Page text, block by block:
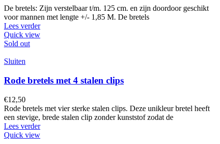
De bretels: Zijn verstelbaar t/m. 125 cm. en zijn doordoor geschikt
voor mannen met lengte +/- 1,85 M. De bretels
Lees verder
Quick view
Sold out
Sluiten
Rode bretels met 4 stalen clips
€12,50
Rode bretels met vier sterke stalen clips. Deze unikleur bretel heeft
een stevige, brede stalen clip zonder kunststof zodat de
Lees verder
Quick view